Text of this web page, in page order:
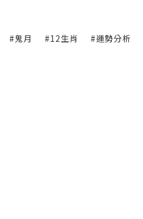
#鬼月 #12生肖 #運勢分析